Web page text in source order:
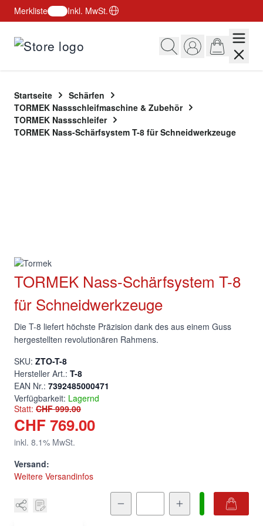
Merkliste
Inkl. MwSt.
Startseite
Schärfen
TORMEK Nassschleifmaschine & Zubehör
TORMEK Nassschleifer
TORMEK Nass-Schärfsystem T-8 für Schneidwerkzeuge
TORMEK Nass-Schärfsystem T-8
für Schneidwerkzeuge
Die T-8 liefert höchste Präzision dank des aus einem Guss
hergestellten revolutio­nären Rahmens.
SKU: ZTO-T-8
Hersteller Art.: T-8
EAN Nr.: 7392485000471
Verfügbarkeit: Lagernd
Statt: CHF 999.00
CHF 769.00
inkl.8.1% MwSt.
Versand:
Weitere Versandinfos